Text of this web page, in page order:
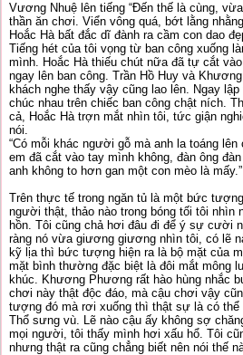
Vương Nhuệ lên tiếng “Đến thế là cùng,
thần ăn chơi. Viển vông quá, bớt lằng
Hoắc Hà bất đắc dĩ đành ra cầm con dao
Tiếng hét của tôi vọng từ ban công xuống
mình. Hoắc Hà thiếu chút nữa đã tự cắt
ngay lên ban công. Trần Hồ Huy và
khách nghe thấy vậy cũng lao lên. Ngay
chúc nhau trên chiếc ban công chật ních.
cả, Hoắc Hà trợn mắt nhìn tôi, tức giận
nói.
“Có mỗi khác người gỗ mà anh la toáng
em đã cắt vào tay mình không, đàn ông
anh không to hơn gan một con mèo là mấy.”
Trên thực tế trong ngăn tủ là một bức
người thật, thảo nào trong bóng tối tôi nhìn
hồn. Tôi cũng chả hơi đâu đi để ý sự cười
ràng nó vừa giương giương nhìn tôi, có lẽ
kỹ lịa thì bức tượng hiện ra là bộ mặt của
mặt bình thường đặc biệt là đôi mắt mông
khúc. Khương Phương rất hào hùng nhắc
chơi này thật độc đáo, mà cậu chơi vậy
tượng đó mà rơi xuống thì thật sự là có
Thổ sưng vù. Lẽ nào cậu ấy không sợ
mọi người, tôi thấy mình hơi xấu hổ. Tôi
nhưng thật ra cũng chẳng biết nên nói thế